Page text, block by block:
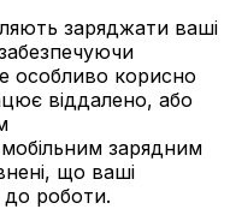
заряджати ваші
особливо корисно
віддалено, або
зарядним
що ваші
до роботи.